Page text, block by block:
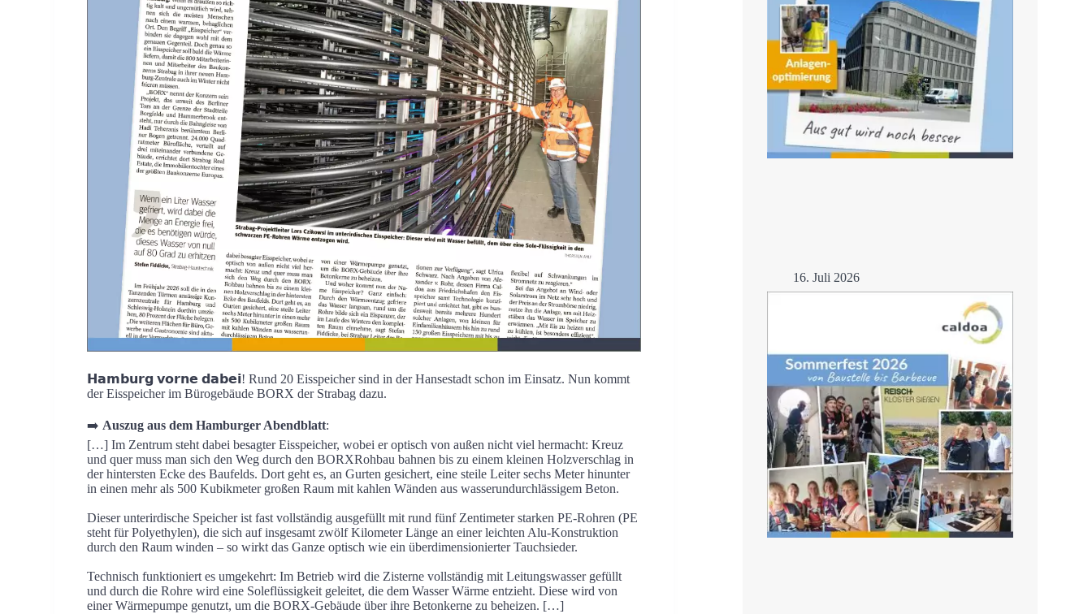
𝗛𝗮𝗺𝗯𝘂𝗿𝗴 𝘃𝗼𝗿𝗻𝗲 𝗱𝗮𝗯𝗲𝗶! Rund 20 Eisspeicher sind in der Hansestadt schon im Einsatz. Nun kommt
der Eisspeicher im Bürogebäude BORX der Strabag dazu.
➡️ Auszug aus dem Hamburger Abendblatt:
[…] Im Zentrum steht dabei besagter Eisspeicher, wobei er optisch von außen nicht viel hermacht: Kreuz
und quer muss man sich den Weg durch den BORXRohbau bahnen bis zu einem kleinen Holzverschlag in
der hintersten Ecke des Baufelds. Dort geht es, an Gurten gesichert, eine steile Leiter sechs Meter hinunter
in einen mehr als 500 Kubikmeter großen Raum mit kahlen Wänden aus wasserundurchlässigem Beton.
Dieser unterirdische Speicher ist fast vollständig ausgefüllt mit rund fünf Zentimeter starken PE-Rohren (PE
steht für Polyethylen), die sich auf insgesamt zwölf Kilometer Länge an einer leichten Alu-Konstruktion
durch den Raum winden – so wirkt das Ganze optisch wie ein überdimensionierter Tauchsieder.
Technisch funktioniert es umgekehrt: Im Betrieb wird die Zisterne vollständig mit Leitungswasser gefüllt
und durch die Rohre wird eine Soleflüssigkeit geleitet, die dem Wasser Wärme entzieht. Diese wird von
einer Wärmepumpe genutzt, um die BORX-Gebäude über ihre Betonkerne zu beheizen. […]
16. Juli 2026
Anlagenoptimierung